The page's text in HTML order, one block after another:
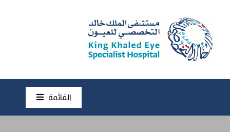
content
القائمة